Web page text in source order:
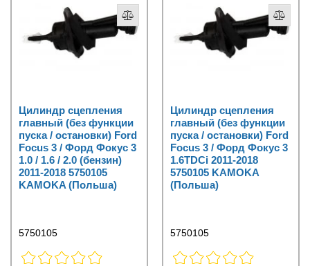
Цилиндр сцепления
главный (без функции
пуска / остановки) Ford
Focus 3 / Форд Фокус 3
1.0 / 1.6 / 2.0 (бензин)
2011-2018 5750105
KAMOKA (Польша)
5750105
Цилиндр сцепления
главный (без функции
пуска / остановки) Ford
Focus 3 / Форд Фокус 3
1.6TDCi 2011-2018
5750105 KAMOKA
(Польша)
5750105